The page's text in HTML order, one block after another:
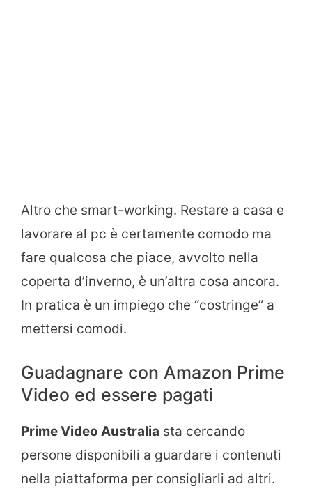
Altro che smart-working. Restare a casa e
lavorare al pc è certamente comodo ma
fare qualcosa che piace, avvolto nella
coperta d’inverno, è un’altra cosa ancora.
In pratica è un impiego che “costringe” a
mettersi comodi.
Guadagnare con Amazon Prime
Video ed essere pagati
Prime Video Australia sta cercando
persone disponibili a guardare i contenuti
nella piattaforma per consigliarli ad altri.